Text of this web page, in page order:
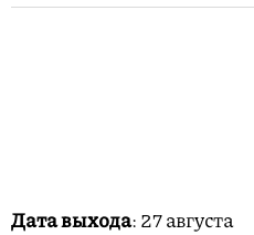
Дата выхода: 27 августа